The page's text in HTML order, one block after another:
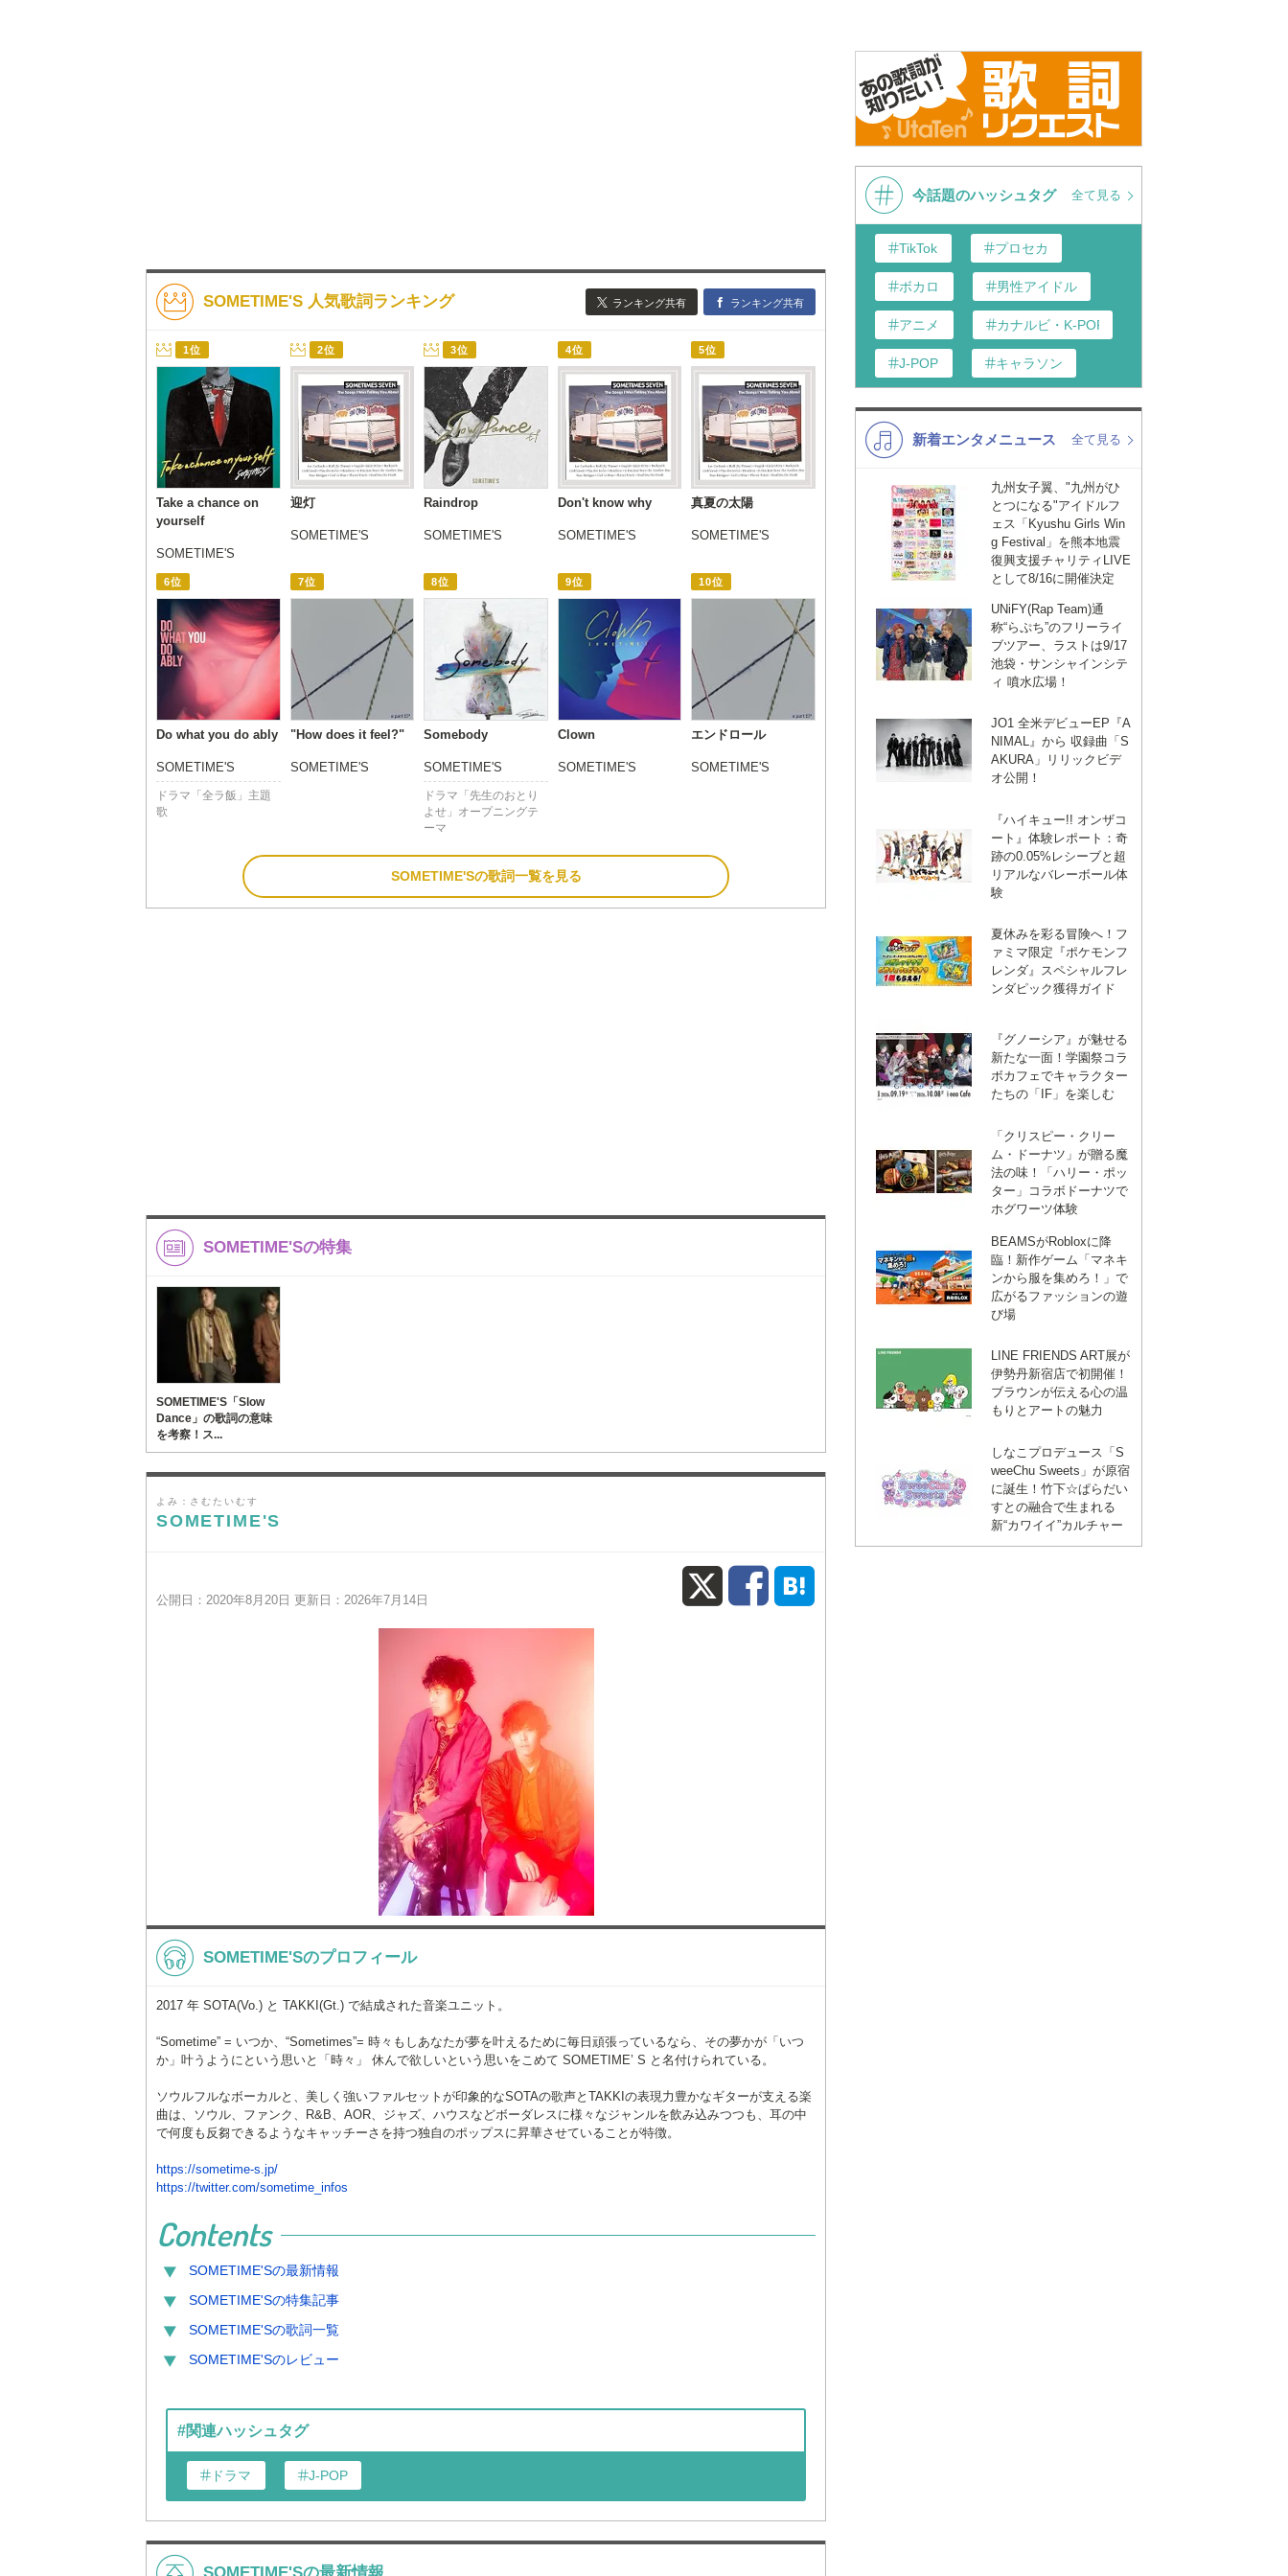
SOMETIME'S 人気歌詞ランキング ランキング共有 ランキング共有
1位
Take a chance on
yourself
SOMETIME'S
2位
迎灯
SOMETIME'S
3位
Raindrop
SOMETIME'S
4位
Don't know why
SOMETIME'S
5位
真夏の太陽
SOMETIME'S
6位
Do what you do ably
SOMETIME'S
ドラマ「全ラ飯」主題
歌
7位
"How does it feel?"
SOMETIME'S
8位
Somebody
SOMETIME'S
ドラマ「先生のおとり
よせ」オープニングテ
ーマ
9位
Clown
SOMETIME'S
10位
エンドロール
SOMETIME'S
SOMETIME'Sの歌詞一覧を見る
SOMETIME'Sの特集
SOMETIME'S「Slow
Dance」の歌詞の意味
を考察！ス...
よみ：さむたいむす
SOMETIME'S
公開日：2020年8月20日 更新日：2026年7月14日 X Facebook
SOMETIME'Sのプロフィール
2017 年 SOTA(Vo.) と TAKKI(Gt.) で結成された音楽ユニット。
“Sometime” = いつか、“Sometimes”= 時々もしあなたが夢を叶えるために毎日頑張っているなら、その夢かが「いつ
か」叶うようにという思いと「時々」 休んで欲しいという思いをこめて SOMETIME’ S と名付けられている。
ソウルフルなボーカルと、美しく強いファルセットが印象的なSOTAの歌声とTAKKIの表現力豊かなギターが支える楽
曲は、ソウル、ファンク、R&B、AOR、ジャズ、ハウスなどボーダレスに様々なジャンルを飲み込みつつも、耳の中
で何度も反芻できるようなキャッチーさを持つ独自のポップスに昇華させていることが特徴。
https://sometime-s.jp/
https://twitter.com/sometime_infos
Contents
SOMETIME'Sの最新情報
SOMETIME'Sの特集記事
SOMETIME'Sの歌詞一覧
SOMETIME'Sのレビュー
#関連ハッシュタグ
ドラマ J-POP
今話題のハッシュタグ 全て見る
TikTok プロセカ
ボカロ 男性アイドル
アニメ カナルビ・K-POP和訳
J-POP キャラソン
K-POP 演歌・歌謡
洋楽
VTuber ディズニー
新着エンタメニュース 全て見る
九州女子翼、"九州がひ
とつになる"アイドルフ
ェス「Kyushu Girls Win
g Festival」を熊本地震
復興支援チャリティLIVE
として8/16に開催決定
UNiFY(Rap Team)通
称“らぷち”のフリーライ
ブツアー、ラストは9/17
池袋・サンシャインシテ
ィ 噴水広場！
JO1 全米デビューEP『A
NIMAL』から 収録曲「S
AKURA」リリックビデ
オ公開！
『ハイキュー!! オンザコ
ート』体験レポート：奇
跡の0.05%レシーブと超
リアルなバレーボール体
験
夏休みを彩る冒険へ！フ
ァミマ限定『ポケモンフ
レンダ』スペシャルフレ
ンダピック獲得ガイド
『グノーシア』が魅せる
新たな一面！学園祭コラ
ボカフェでキャラクター
たちの「IF」を楽しむ
「クリスピー・クリー
ム・ドーナツ」が贈る魔
法の味！「ハリー・ポッ
ター」コラボドーナツで
ホグワーツ体験
BEAMSがRobloxに降
臨！新作ゲーム「マネキ
ンから服を集めろ！」で
広がるファッションの遊
び場
LINE FRIENDS ART展が
伊勢丹新宿店で初開催！
ブラウンが伝える心の温
もりとアートの魅力
しなこプロデュース「S
weeChu Sweets」が原宿
に誕生！竹下☆ぱらだい
すとの融合で生まれる
新“カワイイ”カルチャー